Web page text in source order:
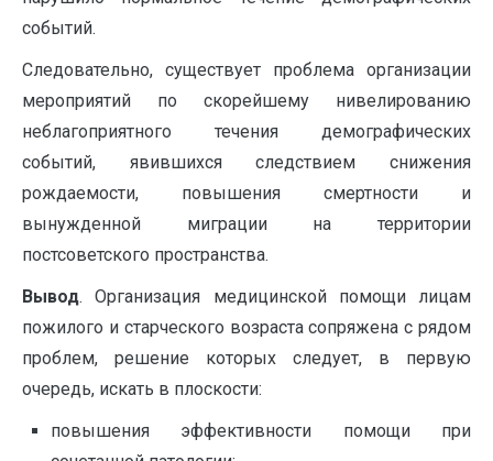
событий.
Следовательно, существует проблема организации
мероприятий по скорейшему нивелированию
неблагоприятного течения демографических
событий, явившихся следствием снижения
рождаемости, повышения смертности и
вынужденной миграции на территории
постсоветского пространства.
Вывод. Организация медицинской помощи лицам
пожилого и старческого возраста сопряжена с рядом
проблем, решение которых следует, в первую
очередь, искать в плоскости:
повышения эффективности помощи при